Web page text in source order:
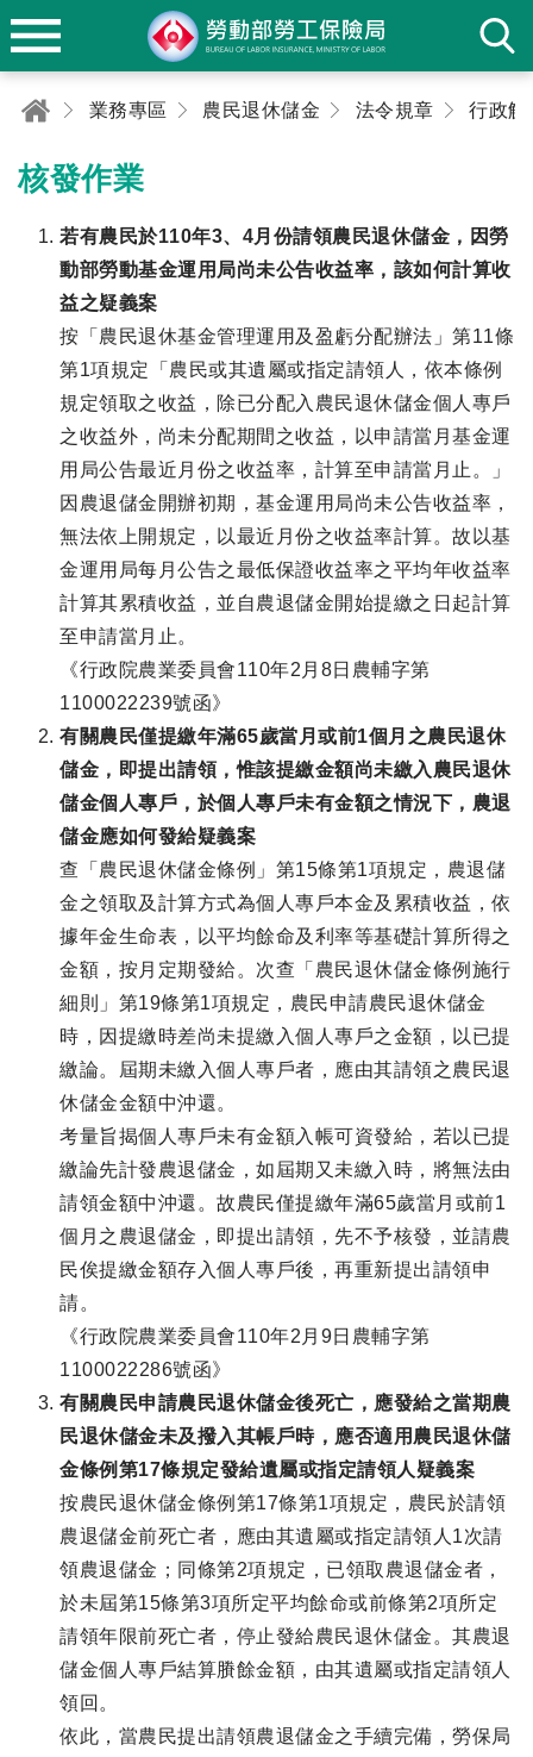
業務專區 農民退休儲金 法令規章 行政解
核發作業
若有農民於110年3、4月份請領農民退休儲金，因勞
動部勞動基金運用局尚未公告收益率，該如何計算收
益之疑義案
按「農民退休基金管理運用及盈虧分配辦法」第11條
第1項規定「農民或其遺屬或指定請領人，依本條例
規定領取之收益，除已分配入農民退休儲金個人專戶
之收益外，尚未分配期間之收益，以申請當月基金運
用局公告最近月份之收益率，計算至申請當月止。」
因農退儲金開辦初期，基金運用局尚未公告收益率，
無法依上開規定，以最近月份之收益率計算。故以基
金運用局每月公告之最低保證收益率之平均年收益率
計算其累積收益，並自農退儲金開始提繳之日起計算
至申請當月止。
《行政院農業委員會110年2月8日農輔字第
1100022239號函》
有關農民僅提繳年滿65歲當月或前1個月之農民退休
儲金，即提出請領，惟該提繳金額尚未繳入農民退休
儲金個人專戶，於個人專戶未有金額之情況下，農退
儲金應如何發給疑義案
查「農民退休儲金條例」第15條第1項規定，農退儲
金之領取及計算方式為個人專戶本金及累積收益，依
據年金生命表，以平均餘命及利率等基礎計算所得之
金額，按月定期發給。次查「農民退休儲金條例施行
細則」第19條第1項規定，農民申請農民退休儲金
時，因提繳時差尚未提繳入個人專戶之金額，以已提
繳論。屆期未繳入個人專戶者，應由其請領之農民退
休儲金金額中沖還。
考量旨揭個人專戶未有金額入帳可資發給，若以已提
繳論先計發農退儲金，如屆期又未繳入時，將無法由
請領金額中沖還。故農民僅提繳年滿65歲當月或前1
個月之農退儲金，即提出請領，先不予核發，並請農
民俟提繳金額存入個人專戶後，再重新提出請領申
請。
《行政院農業委員會110年2月9日農輔字第
1100022286號函》
有關農民申請農民退休儲金後死亡，應發給之當期農
民退休儲金未及撥入其帳戶時，應否適用農民退休儲
金條例第17條規定發給遺屬或指定請領人疑義案
按農民退休儲金條例第17條第1項規定，農民於請領
農退儲金前死亡者，應由其遺屬或指定請領人1次請
領農退儲金；同條第2項規定，已領取農退儲金者，
於未屆第15條第3項所定平均餘命或前條第2項所定
請領年限前死亡者，停止發給農民退休儲金。其農退
儲金個人專戶結算賸餘金額，由其遺屬或指定請領人
領回。
依此，當農民提出請領農退儲金之手續完備，勞保局